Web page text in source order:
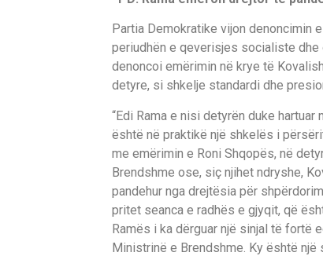
Partia Demokratike vijon denoncimin
periudhën e qeverisjes socialiste
denoncoi emërimin në krye të
detyre, si shkelje standardi dhe
“Edi Rama e nisi detyrën duke
është në praktikë një shkelës i
me emërimin e Roni Shqopës, në
Brendshme ose, siç njihet ndryshe,
pandehur nga drejtësia për
pritet seanca e radhës e gjyqit, që
Ramës i ka dërguar një sinjal të fortë
Ministrinë e Brendshme. Ky është